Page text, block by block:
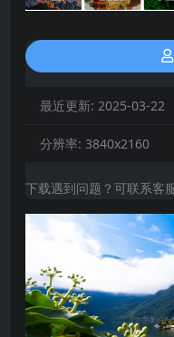
最近更新: 2025-03-22
分辨率: 3840x2160
下载遇到问题？可联系客